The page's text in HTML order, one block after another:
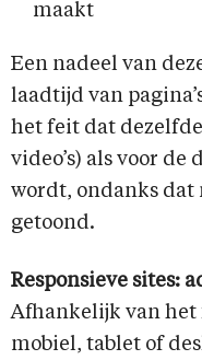
maakt
Een nadeel van
laadtijd van
het feit dat
video’s) als voor
wordt, ondanks dat
getoond.
Responsieve sites:
Afhankelijk van het
mobiel, tablet of